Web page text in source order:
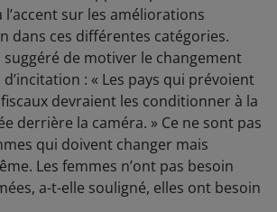
sur les améliorations
dans ces différentes catégories.
suggéré de motiver le changement
: « Les pays qui prévoient
devraient les conditionner à la
derrière la caméra. » Ce ne sont pas
qui doivent changer mais
Les femmes n’ont pas besoin
a-t-elle souligné, elles ont besoin